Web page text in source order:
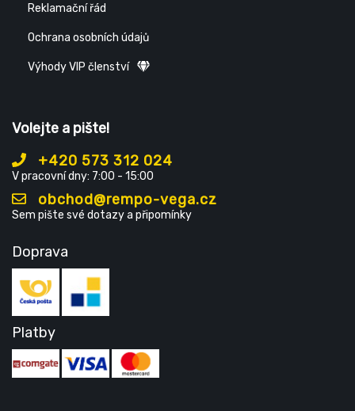
Reklamační řád
Ochrana osobních údajů
Výhody VIP členství
Volejte a pište!
+420 573 312 024
V pracovní dny: 7:00 - 15:00
obchod@rempo-vega.cz
Sem pište své dotazy a připomínky
Doprava
Platby